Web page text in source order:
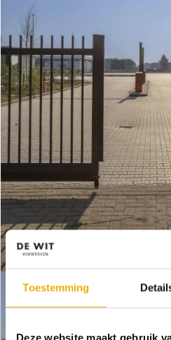
Toestemming
Deze website maakt gebruik